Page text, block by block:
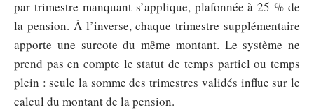
par trimestre manquant s’applique, plafonnée à 25 % de
la pension. À l’inverse, chaque trimestre supplémentaire
apporte une surcote du même montant. Le système ne
prend pas en compte le statut de temps partiel ou temps
plein : seule la somme des trimestres validés influe sur le
calcul du montant de la pension.